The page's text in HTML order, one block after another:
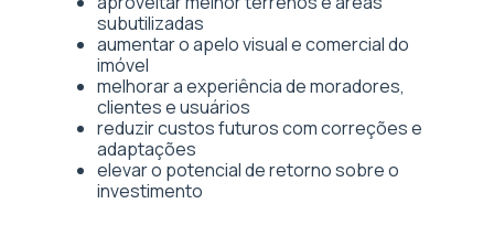
subutilizadas
aumentar o apelo visual e comercial do
imóvel
melhorar a experiência de moradores,
clientes e usuários
reduzir custos futuros com correções e
adaptações
elevar o potencial de retorno sobre o
investimento